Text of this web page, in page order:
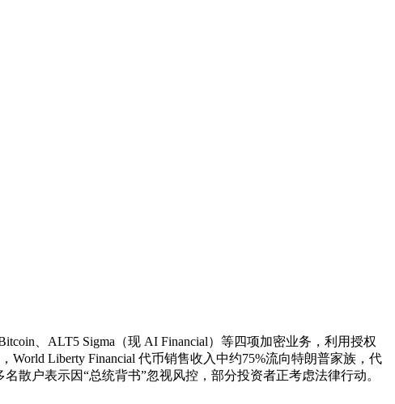
、ALT5 Sigma（现 AI Financial）等四项加密业务，利用授权
Liberty Financial 代币销售收入中约75%流向特朗普家族，代
散户表示因“总统背书”忽视风控，部分投资者正考虑法律行动。